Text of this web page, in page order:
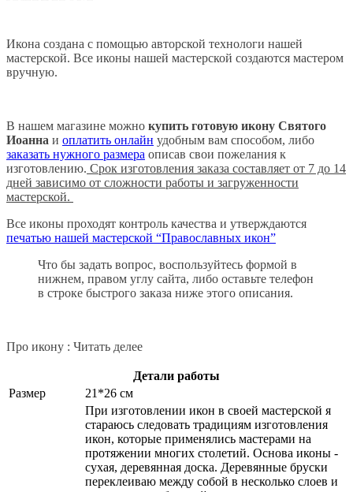
Икона создана с помощью авторской технологи нашей
мастерской. Все иконы нашей мастерской создаются мастером
вручную.
В нашем магазине можно купить готовую икону Святого
Иоанна и оплатить онлайн удобным вам способом, либо
заказать нужного размера описав свои пожелания к
изготовлению. Срок изготовления заказа составляет от 7 до 14
дней зависимо от сложности работы и загруженности
мастерской.
Все иконы проходят контроль качества и утверждаются
печатью нашей мастерской “Православных икон”
Что бы задать вопрос, воспользуйтесь формой в
нижнем, правом углу сайта, либо оставьте телефон
в строке быстрого заказа ниже этого описания.
Про икону : Читать делее
Детали работы
Размер
21*26 см
При изготовлении икон в своей мастерской я
стараюсь следовать традициям изготовления
икон, которые применялись мастерами на
протяжении многих столетий. Основа иконы -
сухая, деревянная доска. Деревянные бруски
переклеиваю между собой в несколько слоев и